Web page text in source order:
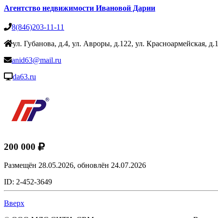
Агентство недвижимости Ивановой Дарии
8(846)203-11-11
ул. Губанова, д.4, ул. Авроры, д.122, ул. Красноармейская,
anid63@mail.ru
da63.ru
200 000
Размещён 28.05.2026, обновлён 24.07.2026
ID: 2-452-3649
Вверх